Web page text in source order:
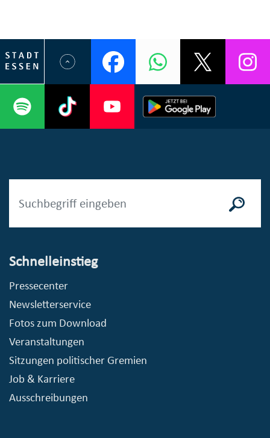
Schnelleinstieg
Pressecenter
Newsletterservice
Fotos zum Download
Veranstaltungen
Sitzungen politischer Gremien
Job & Karriere
Ausschreibungen